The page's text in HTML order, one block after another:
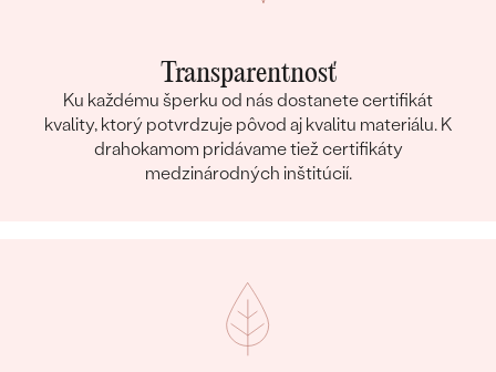
Transparentnosť
Ku každému šperku od nás dostanete certifikát
kvality, ktorý potvrdzuje pôvod aj kvalitu materiálu. K
drahokamom pridávame tiež certifikáty
medzinárodných inštitúcií.